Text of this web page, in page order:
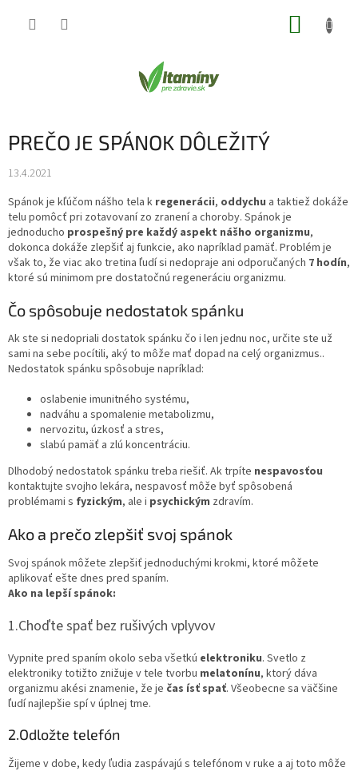
PREČO JE SPÁNOK DÔLEŽITÝ
13.4.2021
Spánok je kľúčom nášho tela k regenerácii, oddychu a taktiež dokáže
telu pomôcť pri zotavovaní zo zranení a choroby. Spánok je
jednoducho prospešný pre každý aspekt nášho organizmu,
dokonca dokáže zlepšiť aj funkcie, ako napríklad pamäť. Problém je
však to, že viac ako tretina ľudí si nedopraje ani odporučaných 7 hodín,
ktoré sú minimom pre dostatočnú regeneráciu organizmu.
Čo spôsobuje nedostatok spánku
Ak ste si nedopriali dostatok spánku čo i len jednu noc, určite ste už
sami na sebe pocítili, aký to môže mať dopad na celý organizmus..
Nedostatok spánku spôsobuje napríklad:
oslabenie imunitného systému,
nadváhu a spomalenie metabolizmu,
nervozitu, úzkosť a stres,
slabú pamäť a zlú koncentráciu.
Dlhodobý nedostatok spánku treba riešiť. Ak trpíte nespavosťou
kontaktujte svojho lekára, nespavosť môže byť spôsobená
problémami s fyzickým, ale i psychickým zdravím.
Ako a prečo zlepšiť svoj spánok
Svoj spánok môžete zlepšiť jednoduchými krokmi, ktoré môžete
aplikovať ešte dnes pred spaním.
Ako na lepší spánok:
1.Choďte spať bez rušivých vplyvov
Vypnite pred spaním okolo seba všetkú elektroniku. Svetlo z
elektroniky totižto znižuje v tele tvorbu melatonínu, ktorý dáva
organizmu akési znamenie, že je čas ísť spať. Všeobecne sa väčšine
ľudí najlepšie spí v úplnej tme.
2.Odložte telefón
Žijeme v dobe, kedy ľudia zaspávajú s telefónom v ruke a aj toto môže